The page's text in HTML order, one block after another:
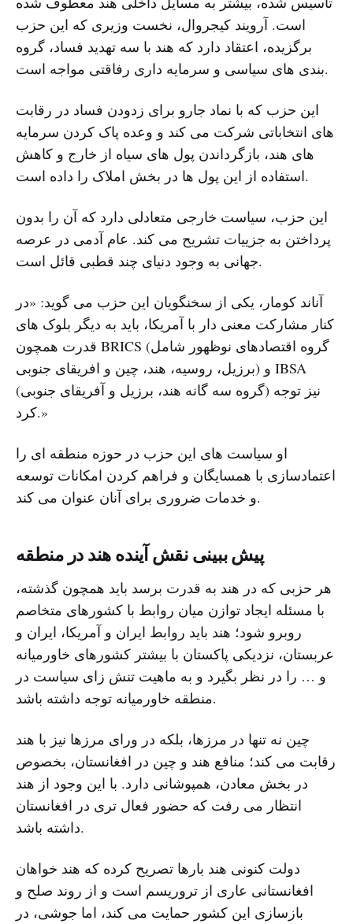
است. آرویند کیجروال، نخست وزیری که این حزب
برگزیده، اعتقاد دارد که هند با سه تهدید فساد، گروه
بندی های سیاسی و سرمایه داری رفاقتی مواجه است.
این حزب که با نماد جارو برای زدودن فساد در رقابت
های انتخاباتی شرکت می کند و وعده پاک کردن سرمایه
های هند، بازگرداندن پول های سیاه از خارج و کاهش
استفاده از این پول ها در بخش املاک را داده است.
این حزب، سیاست خارجی متعادلی دارد که آن را بدون
پرداختن به جزییات تشریح می کند. عام آدمی در عرصه
جهانی به وجود دنیای چند قطبی قائل است.
آناند کومار، یکی از سخنگویان این حزب می گوید: «در
کنار مشارکت معنی دار با آمریکا، باید به دیگر بلوک های
قدرت همچون BRICS (گروه اقتصادهای نوظهور شامل
برزیل، روسیه، هند، چین و افریقای جنوبی) و IBSA
(گروه سه گانه هند، برزیل و آفریقای جنوبی) نیز توجه
کرد.»
او سیاست های این حزب در حوزه منطقه ای را
اعتمادسازی با همسایگان و فراهم کردن امکانات توسعه
و خدمات ضروری برای آنان عنوان می کند.
پیش ببینی نقش آینده هند در منطقه
هر حزبی که در هند به قدرت برسد باید همچون گذشته،
با مسئله ایجاد توازن میان روابط با کشورهای متخاصم
روبرو شود؛ هند باید روابط ایران و آمریکا، ایران و
عربستان، نزدیکی پاکستان با بیشتر کشورهای خاورمیانه
و … را در نظر بگیرد و به ماهیت تنش زای سیاست در
منطقه خاورمیانه توجه داشته باشد.
چین نه تنها در مرزها، بلکه در ورای مرزها نیز با هند
رقابت می کند؛ منافع هند و چین در افغانستان، بخصوص
در بخش معادن، همپوشانی دارد. با این وجود از هند
انتظار می رفت که حضور فعال تری در افغانستان
داشته باشد.
دولت کنونی هند بارها تصریح کرده که هند خواهان
افغانستانی عاری از تروریسم است و از روند صلح و
بازسازی این کشور حمایت می کند، اما جوشی، در